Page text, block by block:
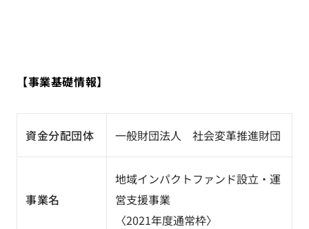
【事業基礎情報】
資金分配団体 一般財団法人 社会変革推進財団
事業名
地域インパクトファンド設立・運
営支援事業
〈2021年度通常枠〉